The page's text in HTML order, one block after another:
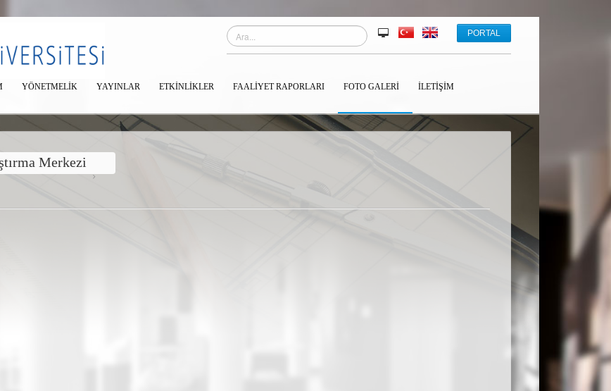
PORTAL
YÖNETMELIK YAYINLAR ETKINLIKLER FAALIYET RAPORLARI FOTO GALERI İLETIŞIM
Merkezi